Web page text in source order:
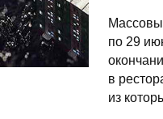
по 29
в
из